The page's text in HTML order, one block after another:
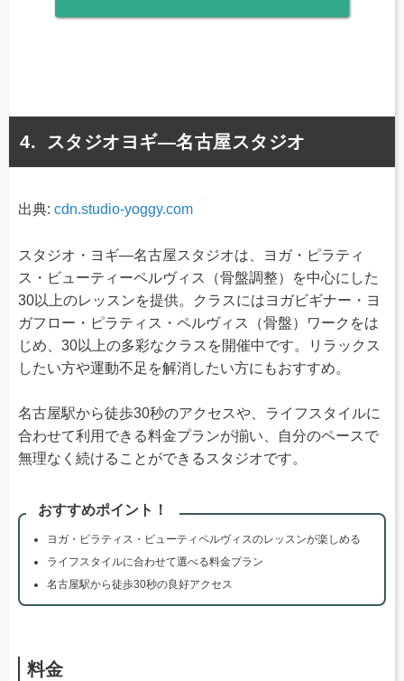
スタジオヨギ―名古屋スタジオ
出典: cdn.studio-yoggy.com
スタジオ・ヨギ―名古屋スタジオは、ヨガ・ピラティ
ス・ビューティーペルヴィス（骨盤調整）を中心にした
30以上のレッスンを提供。クラスにはヨガビギナー・ヨ
ガフロー・ピラティス・ペルヴィス（骨盤）ワークをは
じめ、30以上の多彩なクラスを開催中です。リラックス
したい方や運動不足を解消したい方にもおすすめ。
名古屋駅から徒歩30秒のアクセスや、ライフスタイルに
合わせて利用できる料金プランが揃い、自分のペースで
無理なく続けることができるスタジオです。
おすすめポイント！
ヨガ・ピラティス・ビューティペルヴィスのレッスンが楽しめる
ライフスタイルに合わせて選べる料金プラン
名古屋駅から徒歩30秒の良好アクセス
料金